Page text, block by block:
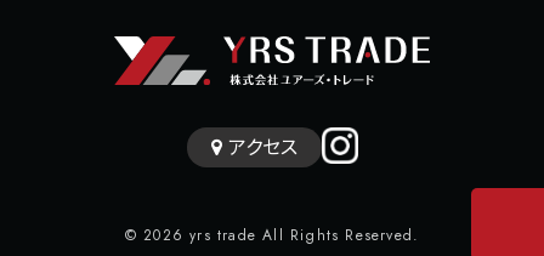
アクセス
© 2026 yrs trade All Rights Reserved.